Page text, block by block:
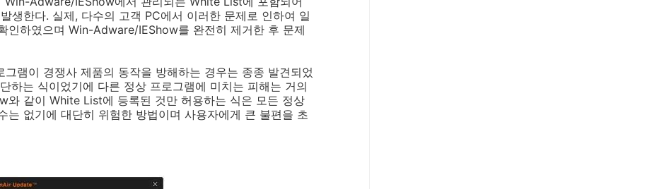
생한다. 실제, 다수의 고객 PC에서 이러한 문제로 인하여 일
인하였으며 Win-Adware/IEShow를 완전히 제거한 후 문제
램이 경쟁사 제품의 동작을 방해하는 경우는 종종 발견되었
하는 식이었기에 다른 정상 프로그램에 미치는 피해는 거의
와 같이 White List에 등록된 것만 허용하는 식은 모든 정상
는 없기에 대단히 위험한 방법이며 사용자에게 큰 불편을 초